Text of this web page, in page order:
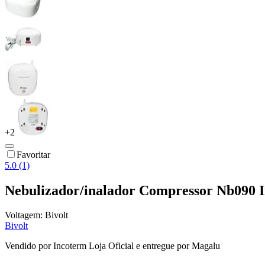
+2
Favoritar
5.0 (1)
Nebulizador/inalador Compressor Nb090
Voltagem: Bivolt
Bivolt
Vendido porIncoterm Loja Oficial e entregue por Magalu